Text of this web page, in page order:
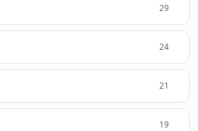
29
24
21
19